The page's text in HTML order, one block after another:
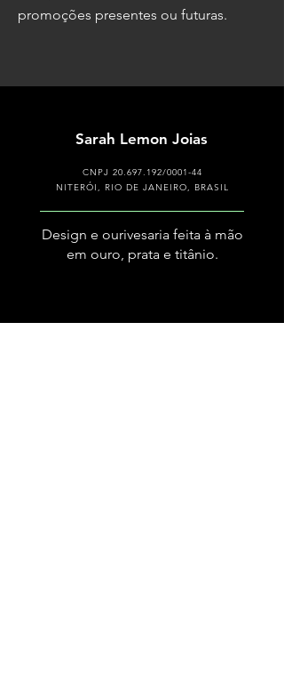
promoções presentes ou futuras.
Sarah Lemon Joias
CNPJ 20.697.192/0001-44
NITERÓI, RIO DE JANEIRO, BRASIL
Design e ourivesaria feita à mão
em ouro, prata e titânio.